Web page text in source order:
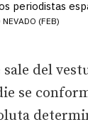
periodistas
(FEB)
del
se